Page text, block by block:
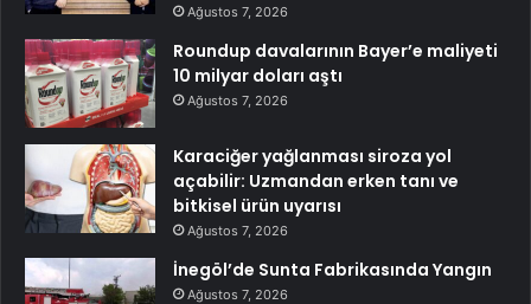
Ağustos 7, 2026
Roundup davalarının Bayer’e maliyeti
10 milyar doları aştı
Ağustos 7, 2026
Karaciğer yağlanması siroza yol
açabilir: Uzmandan erken tanı ve
bitkisel ürün uyarısı
Ağustos 7, 2026
İnegöl’de Sunta Fabrikasında Yangın
Ağustos 7, 2026